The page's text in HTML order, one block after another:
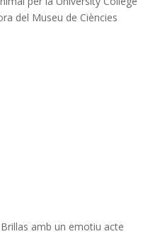
del Museu de Ciències
amb un emotiu acte